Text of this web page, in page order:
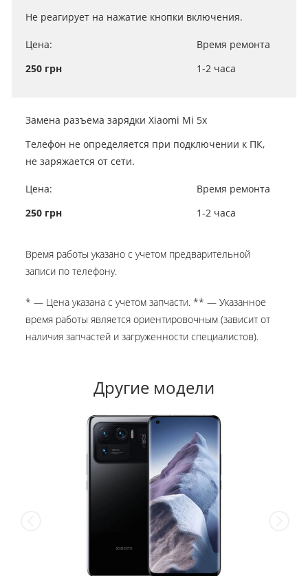
Не реагирует на нажатие кнопки включения.
Цена:
250 грн
Время ремонта
1-2 часа
Замена разъема зарядки Xiaomi Mi 5x
Телефон не определяется при подключении к ПК,
не заряжается от сети.
Цена:
250 грн
Время ремонта
1-2 часа
Время работы указано с учетом предварительной
записи по телефону.
* — Цена указана с учетом запчасти. ** — Указанное
время работы является ориентировочным (зависит от
наличия запчастей и загруженности специалистов).
Другие модели